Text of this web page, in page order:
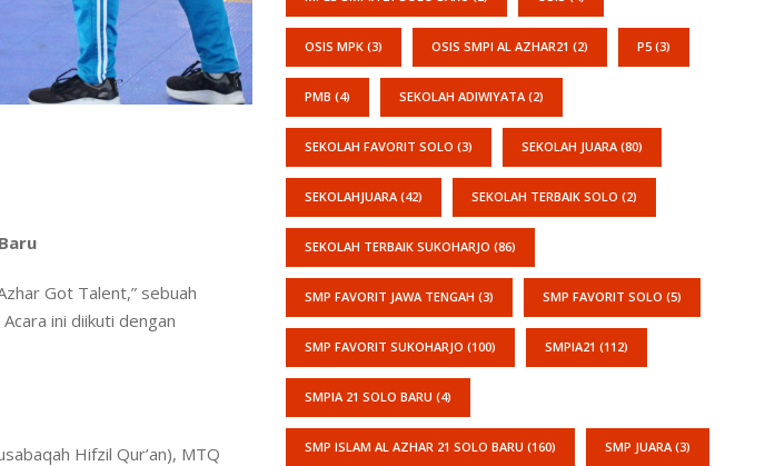
Got Talent,” sebuah
ini diikuti dengan
Hifzil Qur’an), MTQ
OSIS MPK (3) OSIS SMPI AL AZHAR21 (2) P5 (3)
PMB (4) SEKOLAH ADIWIYATA (2)
SEKOLAH FAVORIT SOLO (3) SEKOLAH JUARA (80)
SEKOLAHJUARA (42) SEKOLAH TERBAIK SOLO (2)
SEKOLAH TERBAIK SUKOHARJO (86)
SMP FAVORIT JAWA TENGAH (3) SMP FAVORIT SOLO (5)
SMP FAVORIT SUKOHARJO (100) SMPIA21 (112)
SMPIA 21 SOLO BARU (4)
SMP ISLAM AL AZHAR 21 SOLO BARU (160) SMP JUARA (3)